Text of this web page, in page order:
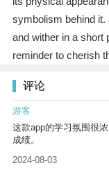
symbolism behind
and wither in a short
reminder to cherish
评论
游客
这款app的学习氛围很
成绩。
2024-08-03